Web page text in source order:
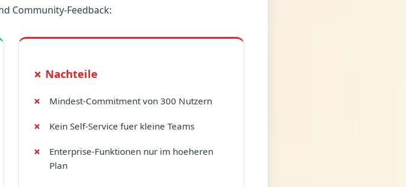
Community-Feedback:
✗ Nachteile
Mindest-Commitment von 300 Nutzern
Kein Self-Service fuer kleine Teams
Enterprise-Funktionen nur im hoeheren
Plan